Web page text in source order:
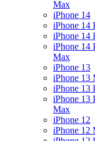
Max
iPhone 14
iPhone 14
iPhone 14
iPhone 14
Max
iPhone 13
iPhone 13
iPhone 13
iPhone 13
Max
iPhone 12
iPhone 12